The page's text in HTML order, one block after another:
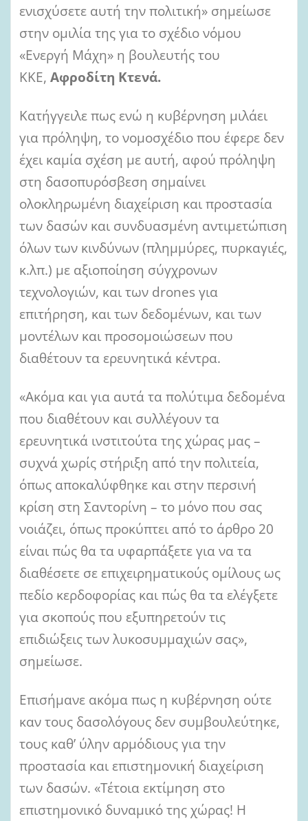
ενισχύσετε αυτή την πολιτική» σημείωσε
στην ομιλία της για το σχέδιο νόμου
«Ενεργή Μάχη» η βουλευτής του
ΚΚΕ, Αφροδίτη Κτενά.
Κατήγγειλε πως ενώ η κυβέρνηση μιλάει
για πρόληψη, το νομοσχέδιο που έφερε δεν
έχει καμία σχέση με αυτή, αφού πρόληψη
στη δασοπυρόσβεση σημαίνει
ολοκληρωμένη διαχείριση και προστασία
των δασών και συνδυασμένη αντιμετώπιση
όλων των κινδύνων (πλημμύρες, πυρκαγιές,
κ.λπ.) με αξιοποίηση σύγχρονων
τεχνολογιών, και των drones για
επιτήρηση, και των δεδομένων, και των
μοντέλων και προσομοιώσεων που
διαθέτουν τα ερευνητικά κέντρα.
«Ακόμα και για αυτά τα πολύτιμα δεδομένα
που διαθέτουν και συλλέγουν τα
ερευνητικά ινστιτούτα της χώρας μας –
συχνά χωρίς στήριξη από την πολιτεία,
όπως αποκαλύφθηκε και στην περσινή
κρίση στη Σαντορίνη – το μόνο που σας
νοιάζει, όπως προκύπτει από το άρθρο 20
είναι πώς θα τα υφαρπάξετε για να τα
διαθέσετε σε επιχειρηματικούς ομίλους ως
πεδίο κερδοφορίας και πώς θα τα ελέγξετε
για σκοπούς που εξυπηρετούν τις
επιδιώξεις των λυκοσυμμαχιών σας»,
σημείωσε.
Επισήμανε ακόμα πως η κυβέρνηση ούτε
καν τους δασολόγους δεν συμβουλεύτηκε,
τους καθ’ ύλην αρμόδιους για την
προστασία και επιστημονική διαχείριση
των δασών. «Τέτοια εκτίμηση στο
επιστημονικό δυναμικό της χώρας! Η